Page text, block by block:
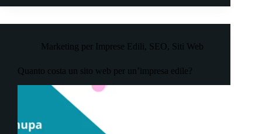
Marketing per Imprese Edili, SEO, Siti Web
Quanto costa un sito web per un’impresa edile?